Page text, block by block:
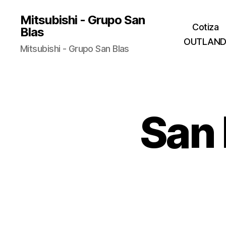
Mitsubishi - Grupo San
Blas
Mitsubishi - Grupo San Blas
Cotiza